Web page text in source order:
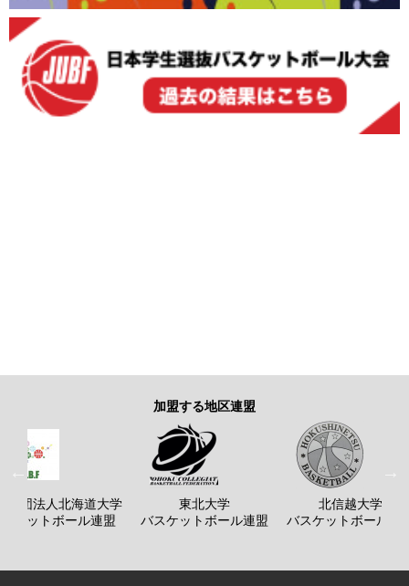
加盟する地区連盟
社団法人北海道大学
ケットボール連盟
東北大学
バスケットボール連盟
北信越大学
バスケットボール連